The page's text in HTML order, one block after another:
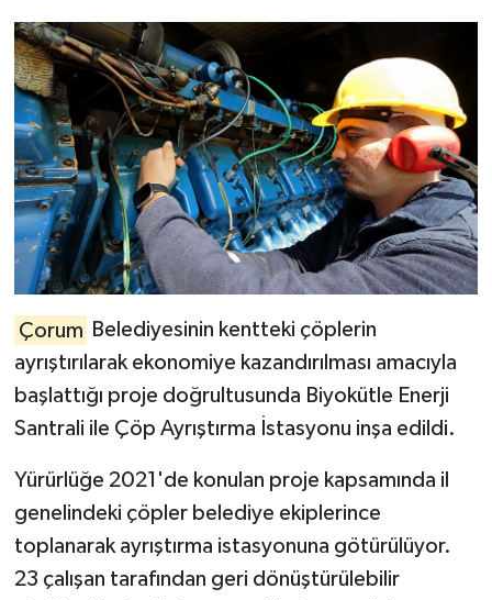
Çorum Belediyesinin kentteki çöplerin
ayrıştırılarak ekonomiye kazandırılması amacıyla
başlattığı proje doğrultusunda Biyokütle Enerji
Santrali ile Çöp Ayrıştırma İstasyonu inşa edildi.
Yürürlüğe 2021'de konulan proje kapsamında il
genelindeki çöpler belediye ekiplerince
toplanarak ayrıştırma istasyonuna götürülüyor.
23 çalışan tarafından geri dönüştürülebilir